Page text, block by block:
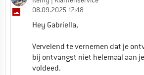
08.09.2025 17:48
Hey Gabriella,
Vervelend te vernemen dat je
bij ontvangst niet helemaal aan
voldeed.